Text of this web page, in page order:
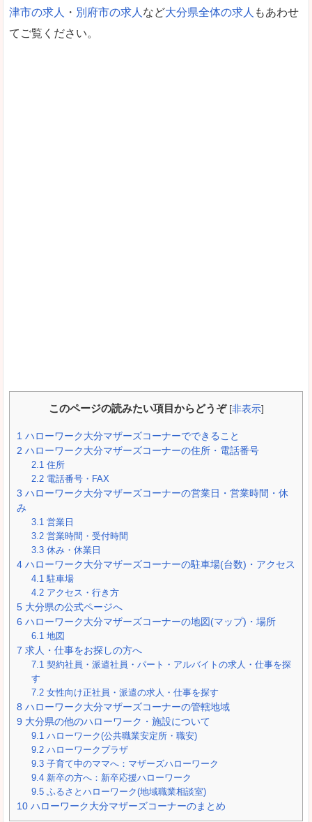
津市の求人
・ 別府市の求人 など大分県全体の求人 もあわせ
てご覧ください。
このページの読みたい項目からどうぞ [非表示]
1 ハローワーク大分マザーズコーナーでできること
2 ハローワーク大分マザーズコーナーの住所・電話番号
2.1 住所
2.2 電話番号・FAX
3 ハローワーク大分マザーズコーナーの営業日・営業時間・休
み
3.1 営業日
3.2 営業時間・受付時間
3.3 休み・休業日
4 ハローワーク大分マザーズコーナーの駐車場(台数)・アクセス
4.1 駐車場
4.2 アクセス・行き方
5 大分県の公式ページへ
6 ハローワーク大分マザーズコーナーの地図(マップ)・場所
6.1 地図
7 求人・仕事をお探しの方へ
7.1 契約社員・派遣社員・パート・アルバイトの求人・仕事を探
す
7.2 女性向け正社員・派遣の求人・仕事を探す
8 ハローワーク大分マザーズコーナーの管轄地域
9 大分県の他のハローワーク・施設について
9.1 ハローワーク(公共職業安定所・職安)
9.2 ハローワークプラザ
9.3 子育て中のママへ：マザーズハローワーク
9.4 新卒の方へ：新卒応援ハローワーク
9.5 ふるさとハローワーク(地域職業相談室)
10 ハローワーク大分マザーズコーナーのまとめ